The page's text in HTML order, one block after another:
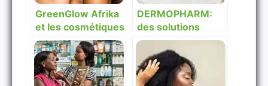
GreenGlow Afrika
et les cosmétiques
africains
DERMOPHARM:
des solutions
dermo-
cosmétiques pour
la santé de votre
peau